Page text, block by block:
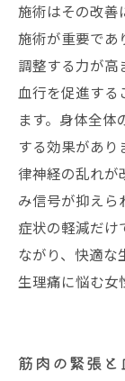
施術はその改善
施術が重要であ
調整する力が高
血行を促進す
ます。身体全
する効果があり
律神経の乱れが
み信号が抑えら
症状の軽減だけ
ながり、快適な
生理痛に悩む女
筋肉の緊張